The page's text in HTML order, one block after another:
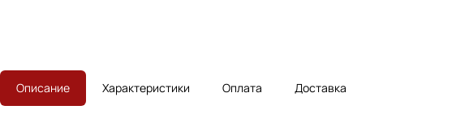
Описание Характеристики Оплата Доставка